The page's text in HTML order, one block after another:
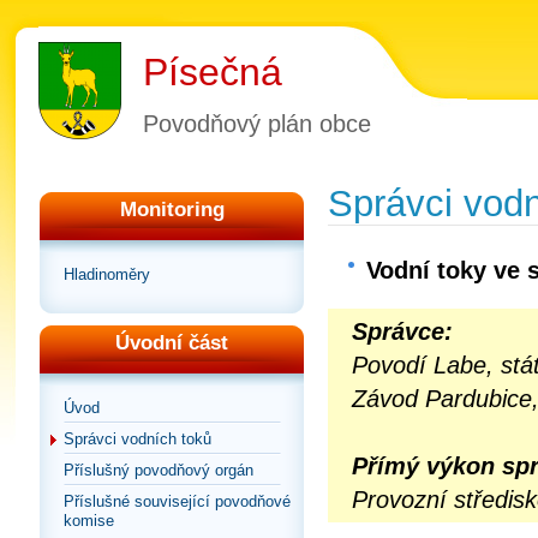
Písečná
Povodňový plán obce
Monitoring
Hladinoměry
Úvodní část
Úvod
Správci vodních toků
Příslušný povodňový orgán
Příslušné související povodňové
komise
Správci
Vodní toky ve
Správce:
Povodí Labe,
Závod
Přímý výkon
Provozní